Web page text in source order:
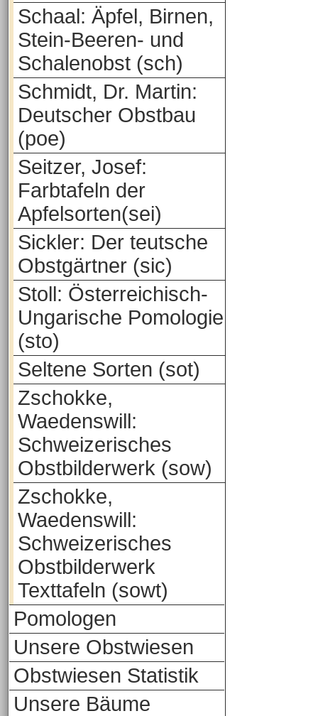
Schaal: Äpfel, Birnen,
Stein-Beeren- und
Schalenobst (sch)
Schmidt, Dr. Martin:
Deutscher Obstbau
(poe)
Seitzer, Josef:
Farbtafeln der
Apfelsorten(sei)
Sickler: Der teutsche
Obstgärtner (sic)
Stoll: Österreichisch-
Ungarische Pomologie
(sto)
Seltene Sorten (sot)
Zschokke,
Waedenswill:
Schweizerisches
Obstbilderwerk (sow)
Zschokke,
Waedenswill:
Schweizerisches
Obstbilderwerk
Texttafeln (sowt)
Pomologen
Unsere Obstwiesen
Obstwiesen Statistik
Unsere Bäume